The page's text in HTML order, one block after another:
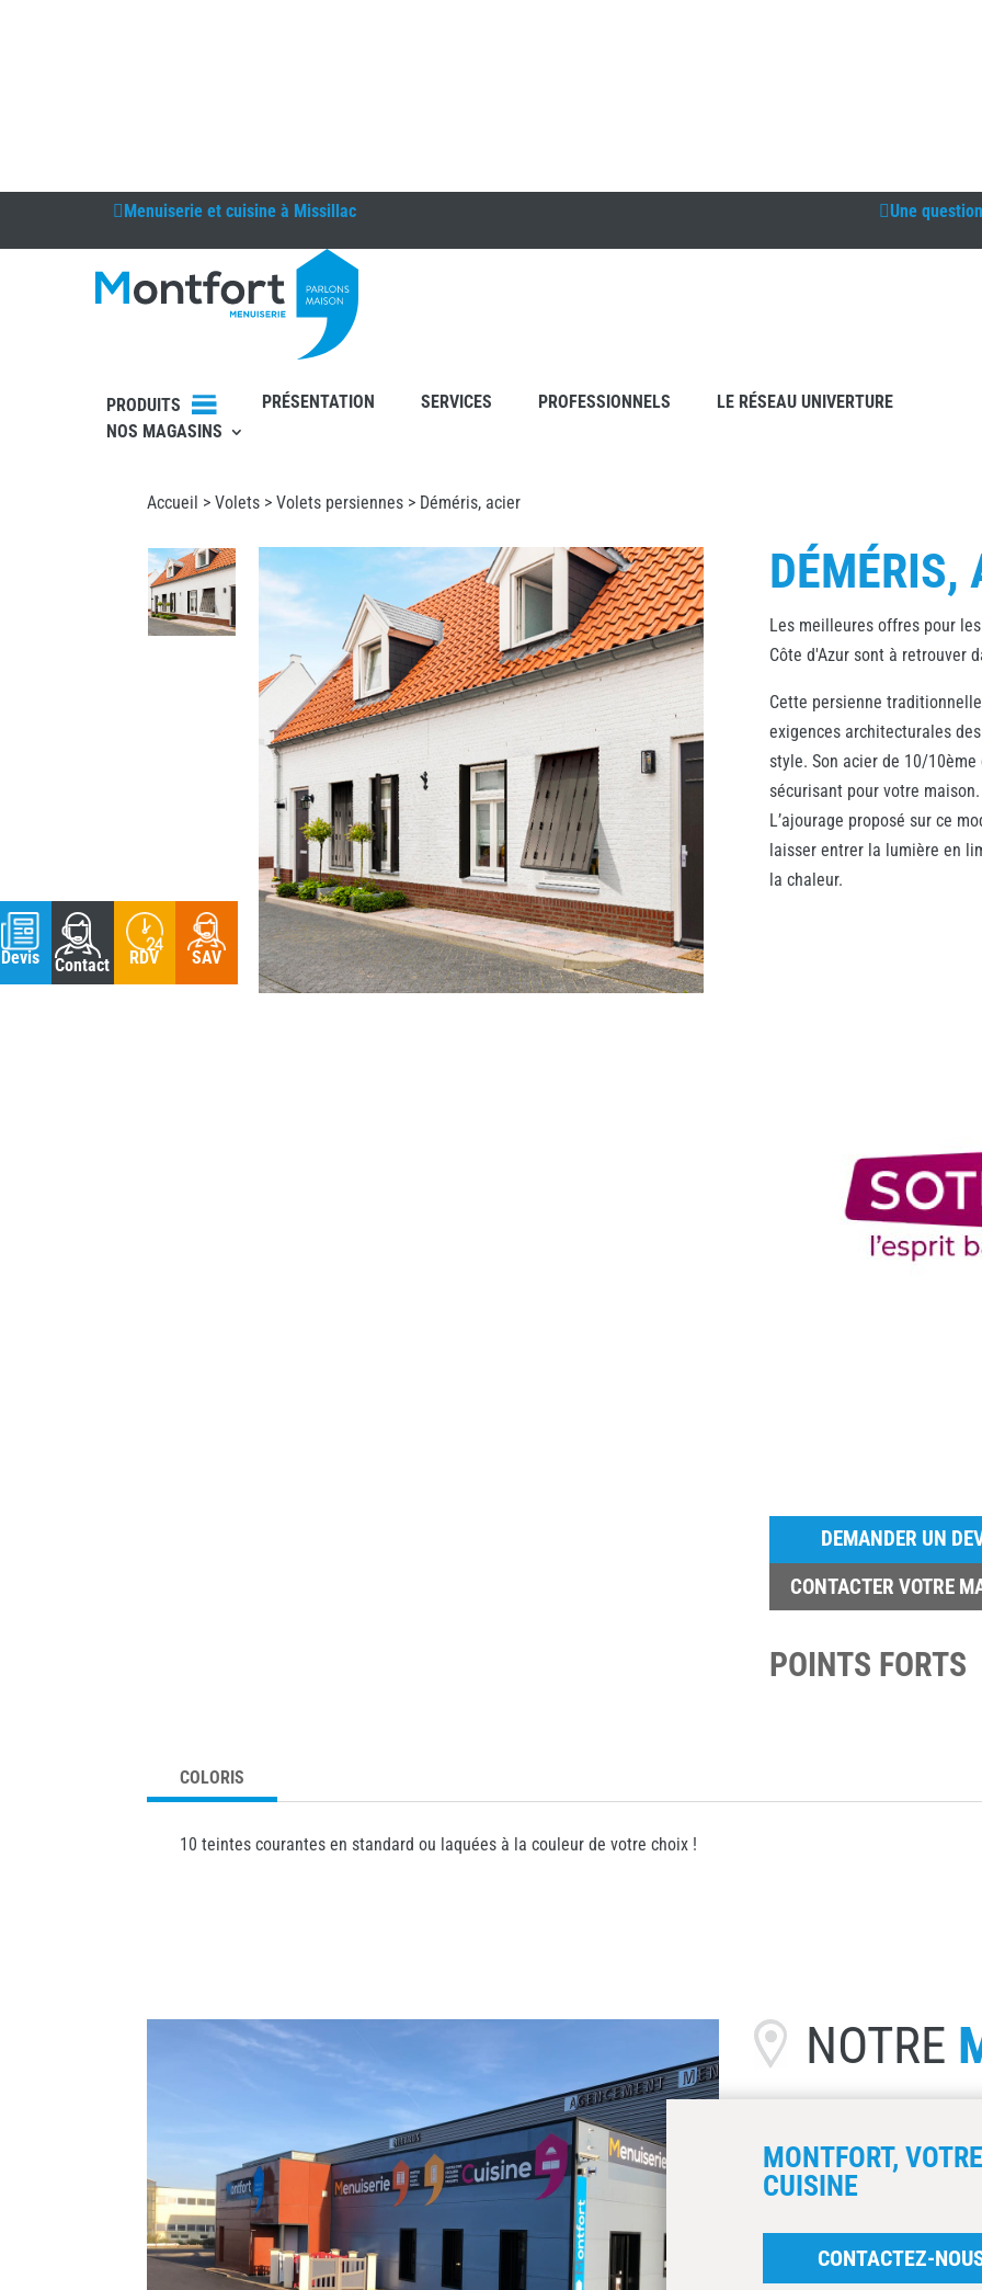
Menuiserie et cuisine à Missillac Une
PRODUITS PRÉSENTATION SERVICES PROFESSIONNELS
LE RÉSEAU UNIVERTURE
NOS MAGASINS
Accueil >Volets >Volets persiennes > Déméris, acier
DÉMÉRIS,
Les meilleures offres pour
Côte d'Azur sont à retrouver
Cette persienne
exigences architecturales
style. Son acier de 10/
sécurisant pour votre maison.
L’ajourage proposé sur ce
laisser entrer la lumière en
la chaleur.
DEMANDER UN
CONTACTER VOTRE
POINTS FORTS
COLORIS
10 teintes courantes en standard ou laquées à la couleur de votre choix !
NOTRE
MONTFORT,
CUISINE
CONTACTEZ-
Devis Contact RDV SAV